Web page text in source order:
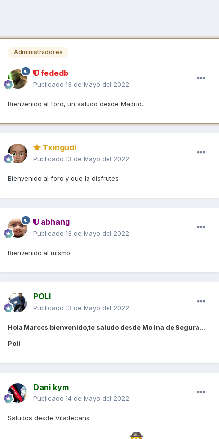
Administradores
fededb
Publicado 13 de Mayo del 2022
Bienvenido al foro, un saludo desde Madrid.
Txingudi
Publicado 13 de Mayo del 2022
Bienvenido al foro y que la disfrutes
abhang
Publicado 13 de Mayo del 2022
Bienvenido al mismo.
POLI
Publicado 13 de Mayo del 2022
Hola Marcos bienvenido,te saludo desde Molina de Segura...
Poli
Dani kym
Publicado 14 de Mayo del 2022
Saludos desde Viladecans.